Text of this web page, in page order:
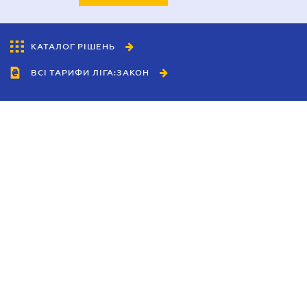
КАТАЛОГ РІШЕНЬ
ВСІ ТАРИФИ ЛІГА:ЗАКОН